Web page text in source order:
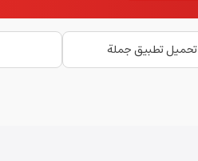
تحميل تطبيق جملة